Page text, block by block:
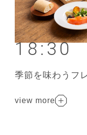
18:30
季節を味わうフ
view more